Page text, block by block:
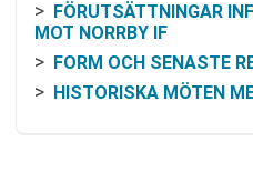
FÖRUTSÄTTNINGAR
MOT NORRBY IF
FORM OCH SENASTE
HISTORISKA MÖTEN